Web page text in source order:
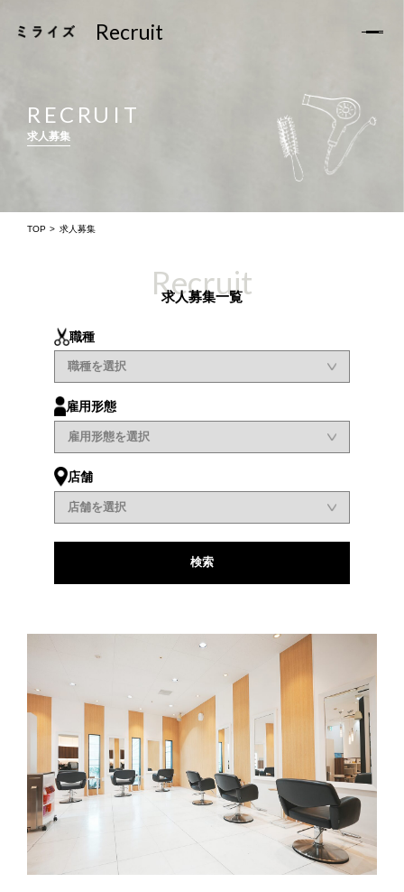
Recruit
Recruit
お知らせ
サロン一覧
求人Q&A
求人募集
個人情報保護方針
採用エントリー
Instagram
RECRUIT
求人募集
TOP 求人募集
Recruit
求人募集一覧
職種
雇用形態
店舗
検索